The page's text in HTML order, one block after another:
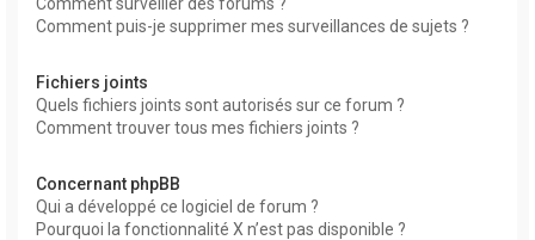
Comment puis-je supprimer mes surveillances de sujets ?
Fichiers joints
Quels fichiers joints sont autorisés sur ce forum ?
Comment trouver tous mes fichiers joints ?
Concernant phpBB
Qui a développé ce logiciel de forum ?
Pourquoi la fonctionnalité X n’est pas disponible ?